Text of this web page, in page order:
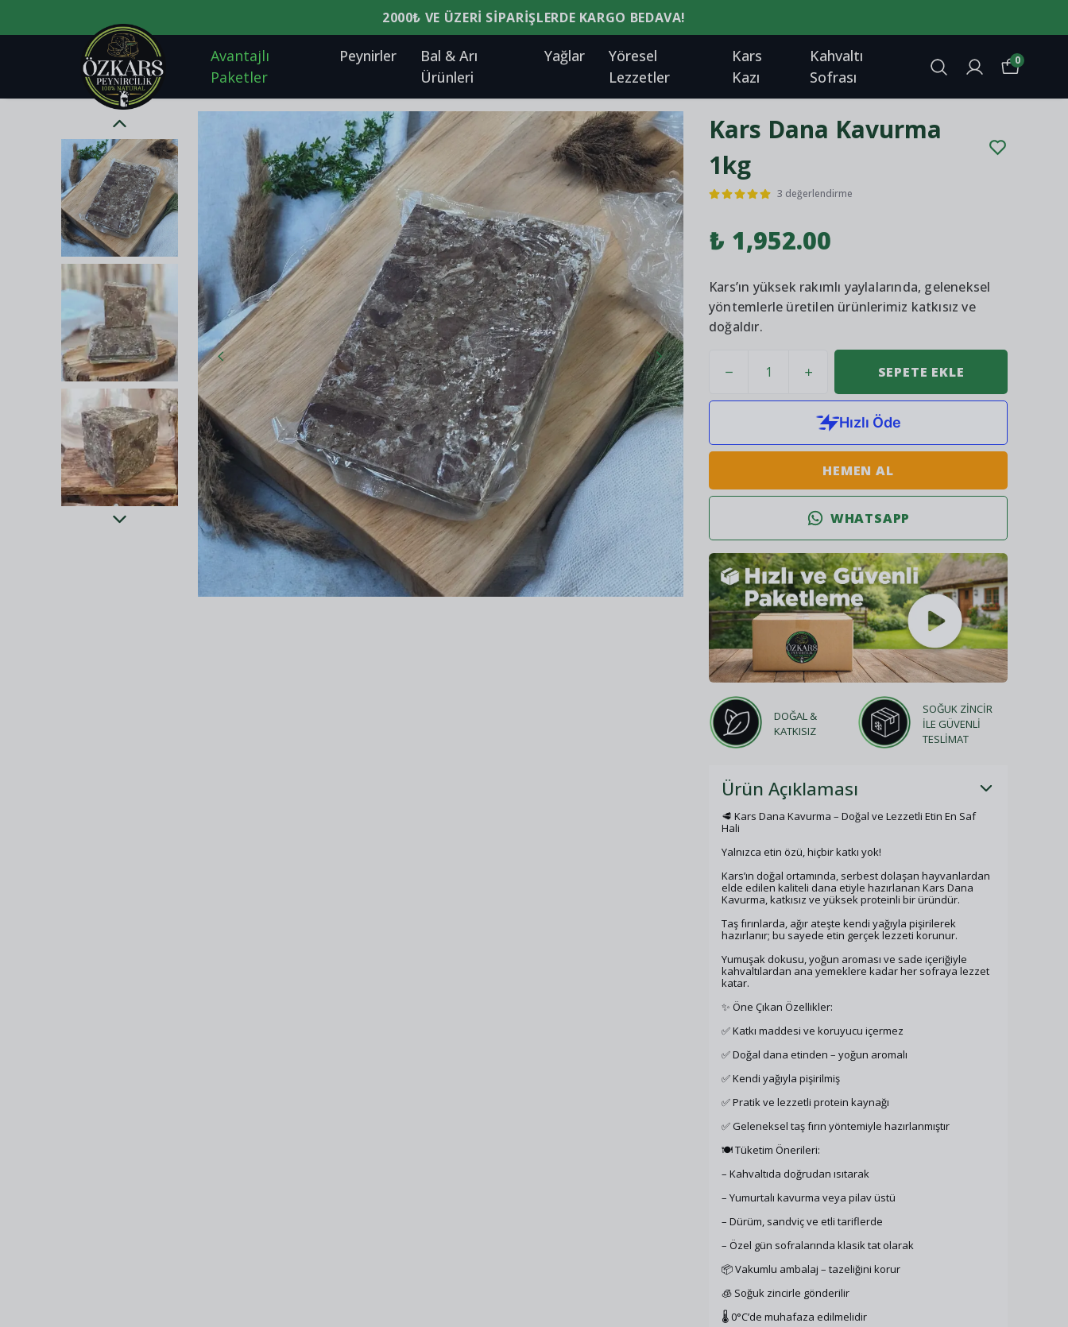
2000₺ VE ÜZERI SIPARIŞLERDE KARGO BEDAVA!
Avantajlı
Paketler
Peynirler
Bal & Arı
Ürünleri
Yağlar
Yöresel
Lezzetler
Kars
Kazı
Kahvaltı
Sofrası
0
Kars Dana Kavurma
1kg
3 değerlendirme
₺ 1,952.00
Kars’ın yüksek rakımlı yaylalarında, geleneksel
yöntemlerle üretilen ürünlerimiz katkısız ve
doğaldır.
SEPETE EKLE
HEMEN AL
WHATSAPP
DOĞAL &
KATKISIZ
SOĞUK ZİNCİR
İLE GÜVENLİ
TESLİMAT
Ürün Açıklaması
🥩 Kars Dana Kavurma – Doğal ve Lezzetli Etin En Saf
Hali
Yalnızca etin özü, hiçbir katkı yok!
Kars’ın doğal ortamında, serbest dolaşan hayvanlardan
elde edilen kaliteli dana etiyle hazırlanan Kars Dana
Kavurma, katkısız ve yüksek proteinli bir üründür.
Taş fırınlarda, ağır ateşte kendi yağıyla pişirilerek
hazırlanır; bu sayede etin gerçek lezzeti korunur.
Yumuşak dokusu, yoğun aroması ve sade içeriğiyle
kahvaltılardan ana yemeklere kadar her sofraya lezzet
katar.
✨ Öne Çıkan Özellikler:
✅ Katkı maddesi ve koruyucu içermez
✅ Doğal dana etinden – yoğun aromalı
✅ Kendi yağıyla pişirilmiş
✅ Pratik ve lezzetli protein kaynağı
✅ Geleneksel taş fırın yöntemiyle hazırlanmıştır
🍽️ Tüketim Önerileri:
– Kahvaltıda doğrudan ısıtarak
– Yumurtalı kavurma veya pilav üstü
– Dürüm, sandviç ve etli tariflerde
– Özel gün sofralarında klasik tat olarak
📦 Vakumlu ambalaj – tazeliğini korur
🧊 Soğuk zincirle gönderilir
🌡️ 0°C’de muhafaza edilmelidir